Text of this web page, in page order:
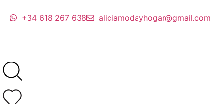
+34 618 267 638 aliciamodayhogar@gmail.com